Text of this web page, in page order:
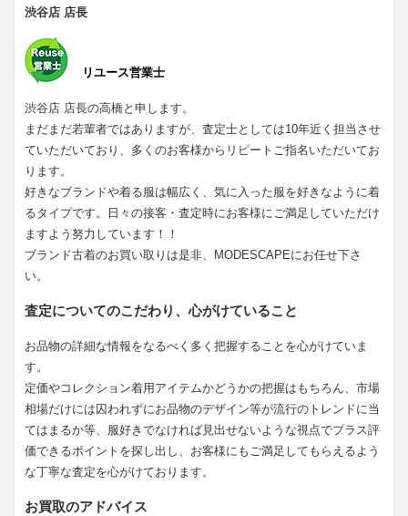
渋谷店 店長
リユース営業士
渋谷店 店長の高橋と申します。
まだまだ若輩者ではありますが、査定士としては10年近く担当させ
ていただいており、多くのお客様からリピートご指名いただいてお
ります。
好きなブランドや着る服は幅広く、気に入った服を好きなように着
るタイプです。日々の接客・査定時にお客様にご満足していただけ
ますよう努力しています！！
ブランド古着のお買い取りは是非、MODESCAPEにお任せ下さ
い。
査定についてのこだわり、心がけていること
お品物の詳細な情報をなるべく多く把握することを心がけていま
す。
定価やコレクション着用アイテムかどうかの把握はもちろん、市場
相場だけには囚われずにお品物のデザイン等が流行のトレンドに当
てはまるか等、服好きでなければ見出せないような視点でプラス評
価できるポイントを探し出し、お客様にもご満足してもらえるよう
な丁寧な査定を心がけております。
お買取のアドバイス